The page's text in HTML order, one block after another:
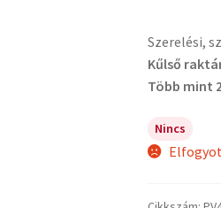
Szerelési,
Kűlső
Több mint
Nincs